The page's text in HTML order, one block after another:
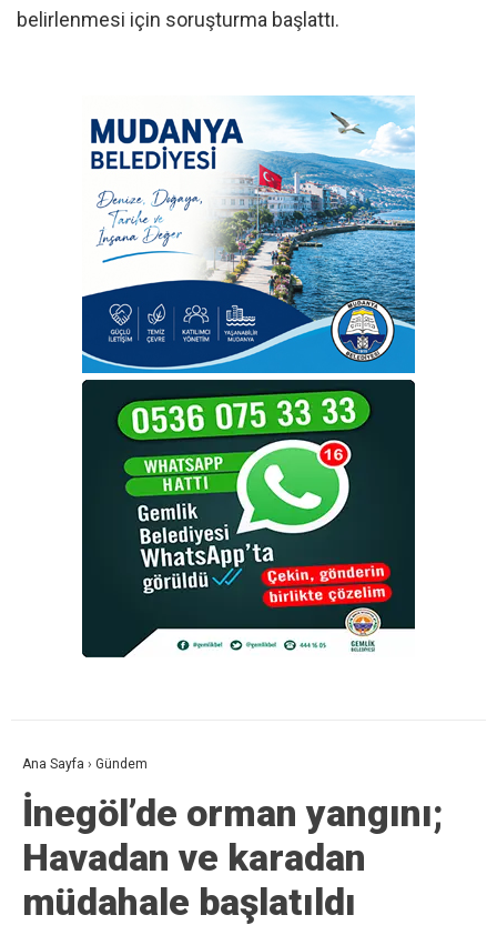
belirlenmesi için soruşturma başlattı.
Ana Sayfa › Gündem
İnegöl’de orman yangını;
Havadan ve karadan
müdahale başlatıldı